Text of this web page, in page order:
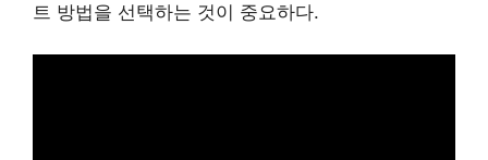
트 방법을 선택하는 것이 중요하다.